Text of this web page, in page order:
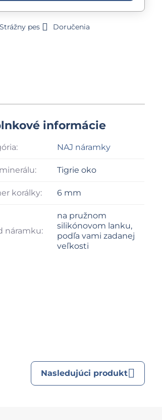
Strážny pes Doručenia
informácie
NAJ náramky
Tigrie oko
korálky: 6 mm
náramku:
na pružnom
silikónovom lanku,
podľa vami zadanej
veľkosti
Nasledujúci produkt